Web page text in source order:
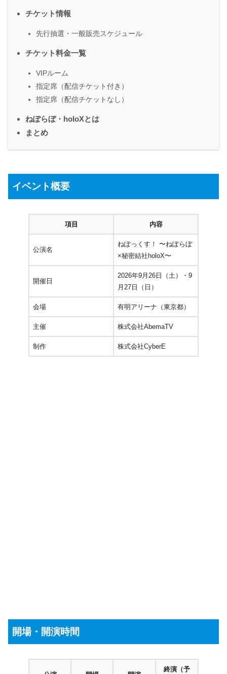
チケット情報
先行抽選・一般販売スケジュール
チケット料金一覧
VIPルーム
指定席（配信チケット付き）
指定席（配信チケットなし）
ねぽらぼ・holoXとは
まとめ
イベント概要
項目 内容
公演名
ねぽっくす！ 〜ねぽらぼ
×秘密結社holoX〜
開催日
2026年9月26日（土）・9
月27日（日）
会場 有明アリーナ（東京都）
主催 株式会社AbemaTV
制作 株式会社CyberE
開場・開演時間
終演（予